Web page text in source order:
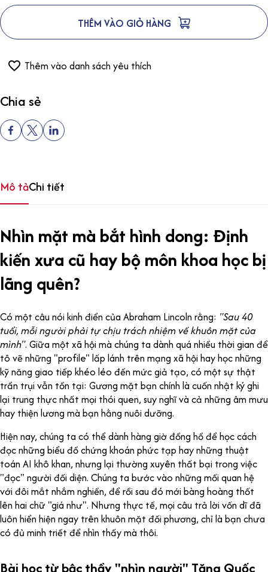
THÊM VÀO GIỎ HÀNG
Thêm vào danh sách yêu thích
Chia sẻ
Mô tảChi tiết
Nhìn mặt mà bắt hình dong: Định
kiến xưa cũ hay bộ môn khoa học bị
lãng quên?
Có một câu nói kinh điển của Abraham Lincoln rằng: "Sau 40
tuổi, mỗi người phải tự chịu trách nhiệm về khuôn mặt của
mình". Giữa một xã hội mà chúng ta dành quá nhiều thời gian để
tô vẽ những "profile" lấp lánh trên mạng xã hội hay học những
kỹ năng giao tiếp khéo léo đến mức giả tạo, có một sự thật
trần trụi vẫn tồn tại: Gương mặt bạn chính là cuốn nhật ký ghi
lại trung thực nhất mọi thói quen, suy nghĩ và cả những âm mưu
hay thiện lương mà bạn hằng nuôi dưỡng.
Hiện nay, chúng ta có thể dành hàng giờ đồng hồ để học cách
đọc những biểu đồ chứng khoán phức tạp hay những thuật
toán AI khô khan, nhưng lại thường xuyên thất bại trong việc
"đọc" người đối diện. Chúng ta bước vào những mối quan hệ
với đôi mắt nhắm nghiền, để rồi sau đó mới bàng hoàng thốt
lên hai chữ "giá như". Nhưng thực tế, mọi câu trả lời vốn dĩ đã
luôn hiển hiện ngay trên khuôn mặt đối phương, chỉ là bạn chưa
có đủ minh triết để nhìn thấy mà thôi.
Bài học từ bậc thầy "nhìn người" Tăng Quốc